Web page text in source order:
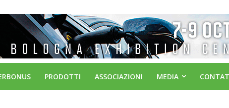
PRODOTTI ASSOCIAZIONI MEDIA